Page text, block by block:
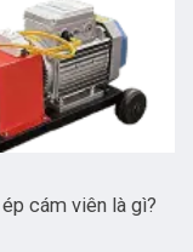
cám viên là gì?